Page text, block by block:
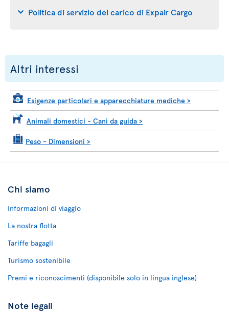
Politica di servizio del carico di Expair Cargo
Altri interessi
Esigenze particolari e apparecchiature mediche >
Animali domestici - Cani da guida >
Peso - Dimensioni >
Chi siamo
Informazioni di viaggio
La nostra flotta
Tariffe bagagli
Turismo sostenibile
Premi e riconoscimenti (disponibile solo in lingua inglese)
Note legali